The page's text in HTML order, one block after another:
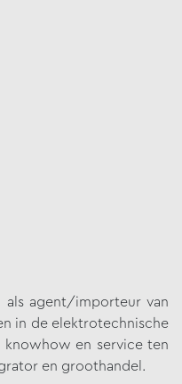
als agent/importeur van
in de elektrotechnische
knowhow en service ten
en groothandel.